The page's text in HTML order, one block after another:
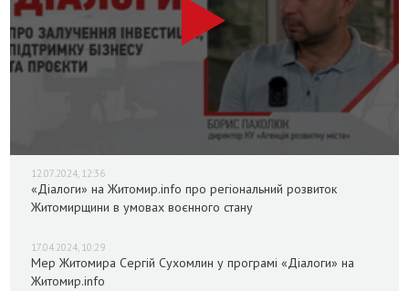
12.07.2024, 12:36
«Діалоги» на Житомир.info про регіональний розвиток
Житомирщини в умовах воєнного стану
17.04.2024, 10:29
Мер Житомира Сергій Сухомлин у програмі «Діалоги» на
Житомир.info